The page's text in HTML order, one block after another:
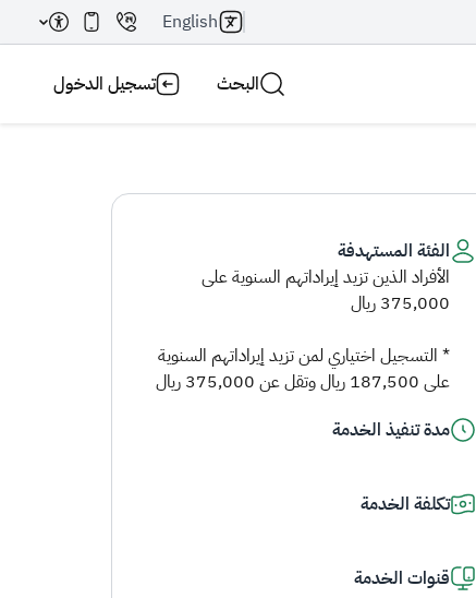
English
البحث تسجيل الدخول
بحث
الفئة المستهدفة
الأفراد الذين تزيد إيراداتهم السنوية على
375,000 ريال
* التسجيل اختياري لمن تزيد إيراداتهم السنوية
على 187,500 ريال وتقل عن 375,000 ريال
مدة تنفيذ الخدمة
تكلفة الخدمة
قنوات الخدمة